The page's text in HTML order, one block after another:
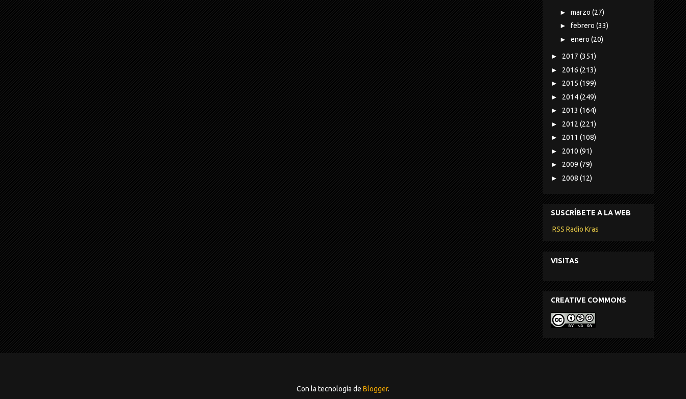
► marzo (27)
► febrero (33)
► enero (20)
► 2017 (351)
► 2016 (213)
► 2015 (199)
► 2014(249)
► 2013 (164)
► 2012 (221)
► 2011 (108)
► 2010 (91)
► 2009 (79)
► 2008 (12)
SUSCRÍBETE A LA WEB
RSS Radio Kras
VISITAS
CREATIVE COMMONS
Con la tecnología de Blogger.